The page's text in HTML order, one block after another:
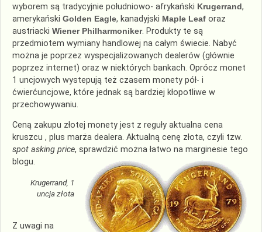
wyborem są tradycyjnie południowo- afrykański Krugerrand,
amerykański Golden Eagle, kanadyjski Maple Leaf oraz
austriacki Wiener Philharmoniker. Produkty te są
przedmiotem wymiany handlowej na całym świecie. Nabyć
można je poprzez wyspecjalizowanych dealerów (głównie
poprzez internet) oraz w niektórych bankach. Oprócz monet
1 uncjowych wystepują też czasem monety pół- i
ćwierćuncjowe, które jednak są bardziej kłopotliwe w
przechowywaniu.
Ceną zakupu złotej monety jest z reguły aktualna cena
kruszcu , plus marża dealera. Aktualną cenę złota, czyli tzw.
spot asking price, sprawdzić można łatwo na marginesie tego
blogu.
Krugerrand, 1
uncja złota
Z uwagi na